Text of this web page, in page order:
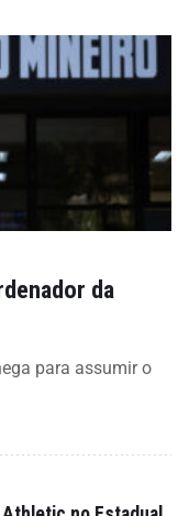
da
para assumir o